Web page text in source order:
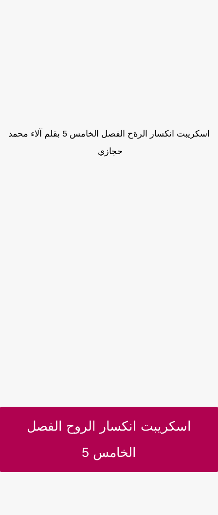
اسكريبت انكسار الرةح الفصل الخامس 5 بقلم آلاء محمد
حجازي
اسكريبت انكسار الروح الفصل
الخامس 5